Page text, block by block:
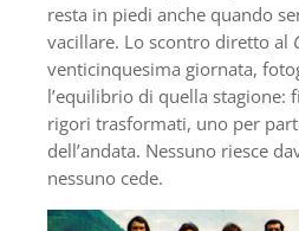
resta in piedi anche quando
vacillare. Lo scontro diretto al
venticinquesima giornata,
l’equilibrio di quella stagione:
rigori trasformati, uno per
dell’andata. Nessuno riesce
nessuno cede.